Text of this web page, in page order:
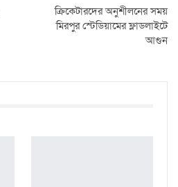
ক্রিকেটারদের অনুশীলনের সময়
মিরপুর স্টেডিয়ামের ফ্লাডলাইটে
আগুন